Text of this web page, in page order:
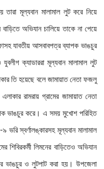
মূল্যবান মালামাল লুট করে নিয়ে
অভিযান চালিয়ে তাকে না পেয়ে
যাবতীয় আসবাবপত্র ব্যাপক ভাঙচুর
ক্যাডাররা মূল্যবান মালামাল লুট
তি হয়েছে বলে জামায়াত নেতা ফজলু
রামরায় গ্রামের জামায়াত নেতা
ভাঙচুর করে। এ সময় মুখোশ পরিহিত
৯ ভরি স্বর্ণালঙ্কারসহ মূল্যবান মালামাল
শিবিরকর্মী লিমনের বাড়িতেও অভিযান
ভাঙচুর ও লুটপাট করা হয়। উপজেলা